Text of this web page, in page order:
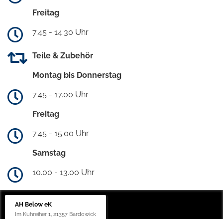
Freitag
7.45 - 14.30 Uhr
Teile & Zubehör
Montag bis Donnerstag
7.45 - 17.00 Uhr
Freitag
7.45 - 15.00 Uhr
Samstag
10.00 - 13.00 Uhr
AH Below eK
Im Kuhreiher 1, 21357 Bardowick